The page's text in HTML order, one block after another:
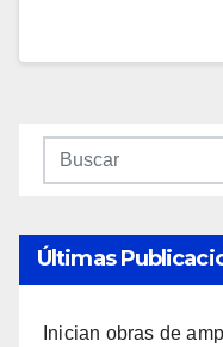
Últimas
Inician obras de